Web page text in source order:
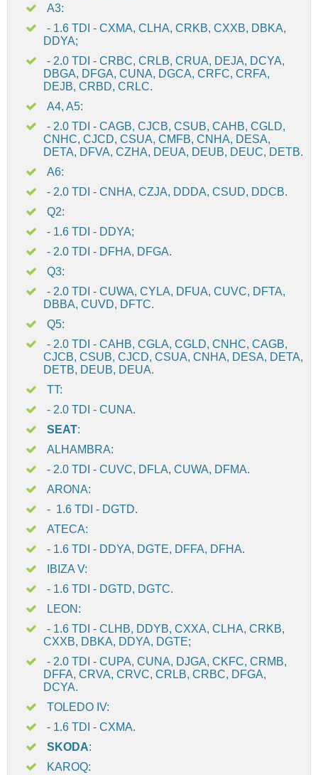
A3:
- 1.6 TDI - CXMA, CLHA, CRKB, CXXB, DBKA,
DDYA;
- 2.0 TDI - CRBC, CRLB, CRUA, DEJA, DCYA,
DBGA, DFGA, CUNA, DGCA, CRFC, CRFA,
DEJB, CRBD, CRLC.
A4, A5:
- 2.0 TDI - CAGB, CJCB, CSUB, CAHB, CGLD,
CNHC, CJCD, CSUA, CMFB, CNHA, DESA,
DETA, DFVA, CZHA, DEUA, DEUB, DEUC, DETB.
A6:
- 2.0 TDI - CNHA, CZJA, DDDA, CSUD, DDCB.
Q2:
- 1.6 TDI - DDYA;
- 2.0 TDI - DFHA, DFGA.
Q3:
- 2.0 TDI - CUWA, CYLA, DFUA, CUVC, DFTA,
DBBA, CUVD, DFTC.
Q5:
- 2.0 TDI - CAHB, CGLA, CGLD, CNHC, CAGB,
CJCB, CSUB, CJCD, CSUA, CNHA, DESA, DETA,
DETB, DEUB, DEUA.
TT:
- 2.0 TDI - CUNA.
SEAT:
ALHAMBRA:
- 2.0 TDI - CUVC, DFLA, CUWA, DFMA.
ARONA:
- 1.6 TDI - DGTD.
ATECA:
- 1.6 TDI - DDYA, DGTE, DFFA, DFHA.
IBIZA V:
- 1.6 TDI - DGTD, DGTC.
LEON:
- 1.6 TDI - CLHB, DDYB, CXXA, CLHA, CRKB,
CXXB, DBKA, DDYA, DGTE;
- 2.0 TDI - CUPA, CUNA, DJGA, CKFC, CRMB,
DFFA, CRVA, CRVC, CRLB, CRBC, DFGA,
DCYA.
TOLEDO IV:
- 1.6 TDI - CXMA.
SKODA:
KAROQ: